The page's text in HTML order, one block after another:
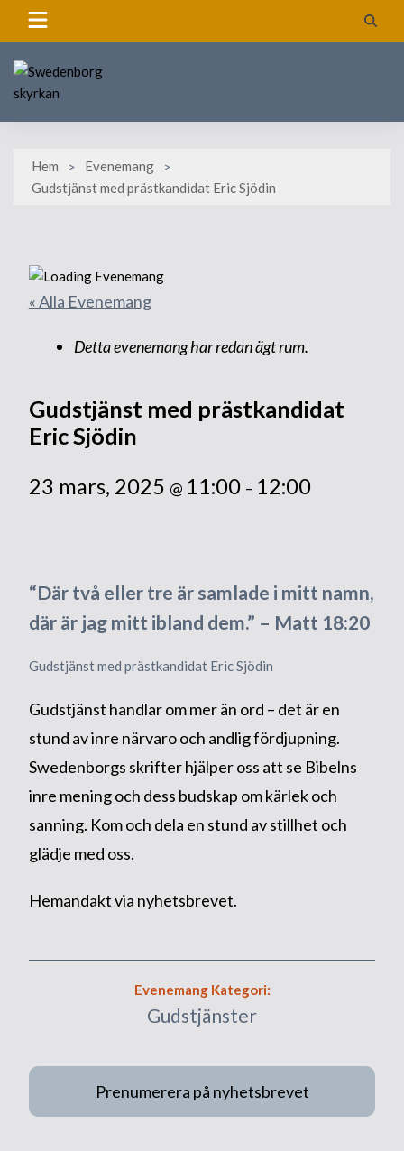
Hem
Evenemang
Gudstjänst med prästkandidat Eric Sjödin
« Alla Evenemang
Detta evenemang har redan ägt rum.
Gudstjänst med prästkandidat
Eric Sjödin
23 mars, 2025 @ 11:00 – 12:00
“Där två eller tre är samlade i mitt namn,
där är jag mitt ibland dem.” – Matt 18:20
Gudstjänst med prästkandidat Eric Sjödin
Gudstjänst handlar om mer än ord – det är en
stund av inre närvaro och andlig fördjupning.
Swedenborgs skrifter hjälper oss att se Bibelns
inre mening och dess budskap om kärlek och
sanning. Kom och dela en stund av stillhet och
glädje med oss.
Hemandakt via nyhetsbrevet.
Evenemang Kategori:
Gudstjänster
Prenumerera på nyhetsbrevet